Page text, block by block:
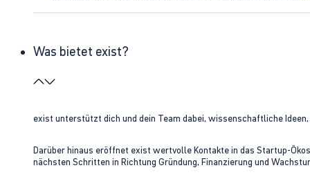
Was bietet exist?
exist unterstützt dich und dein Team dabei, wissenschaftliche
Darüber hinaus eröffnet exist wertvolle Kontakte in das Startup-
nächsten Schritten in Richtung Gründung, Finanzierung und